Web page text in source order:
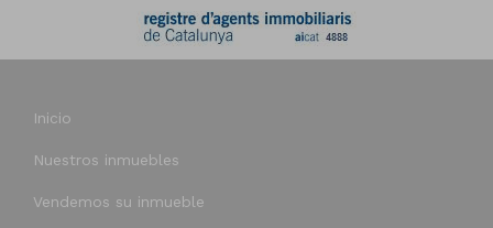
Inicio
Nuestros inmuebles
Vendemos su inmueble